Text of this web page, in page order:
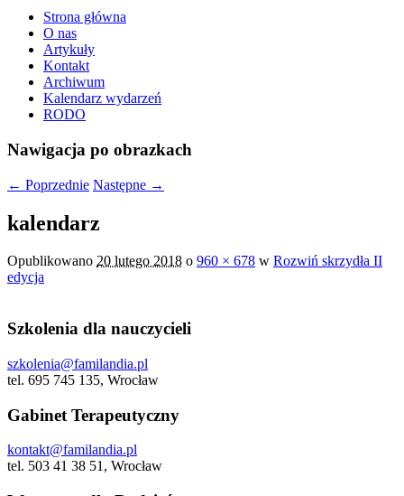
Strona główna
O nas
Artykuły
Kontakt
Archiwum
Kalendarz wydarzeń
RODO
Nawigacja po obrazkach
← Poprzednie Następne →
kalendarz
Opublikowano 20 lutego 2018 o 960 × 678 w Rozwiń skrzydła II
edycja
Szkolenia dla nauczycieli
szkolenia@familandia.pl
tel. 695 745 135, Wrocław
Gabinet Terapeutyczny
kontakt@familandia.pl
tel. 503 41 38 51, Wrocław